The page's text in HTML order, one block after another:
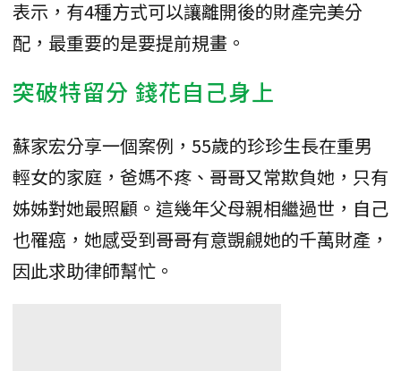
表示，有4種方式可以讓離開後的財產完美分
配，最重要的是要提前規畫。
突破特留分 錢花自己身上
蘇家宏分享一個案例，55歲的珍珍生長在重男
輕女的家庭，爸媽不疼、哥哥又常欺負她，只有
姊姊對她最照顧。這幾年父母親相繼過世，自己
也罹癌，她感受到哥哥有意覬覦她的千萬財產，
因此求助律師幫忙。